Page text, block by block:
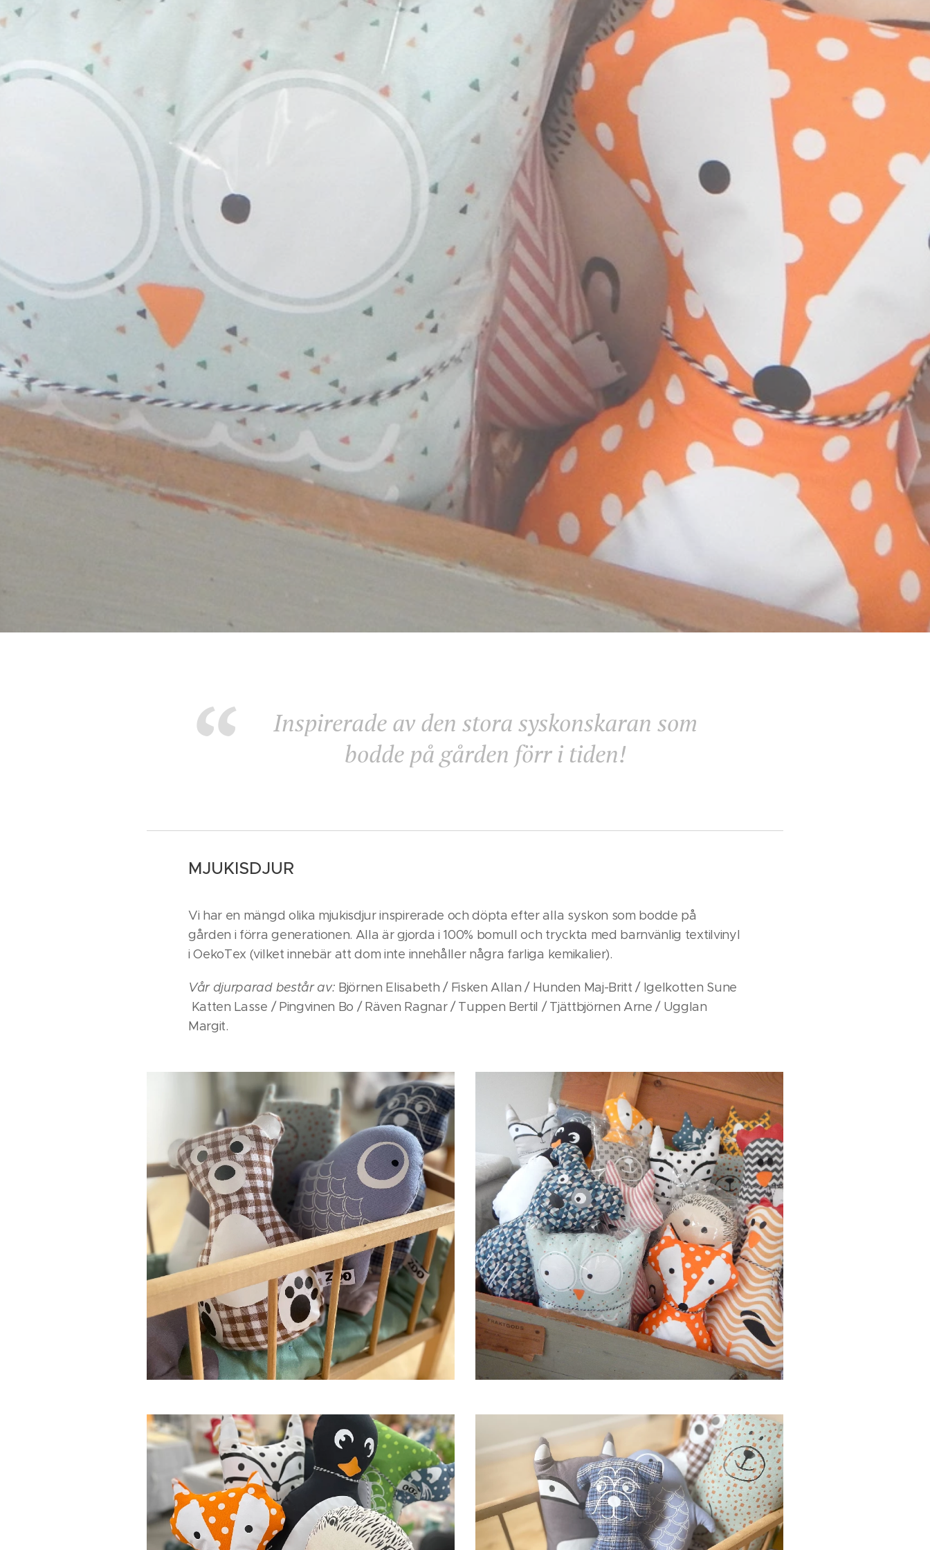
Inspirerade av den stora syskonskaran som
bodde på gården förr i tiden!
MJUKISDJUR
Vi har en mängd olika mjukisdjur inspirerade och döpta efter alla syskon som bodde på
gården i förra generationen. Alla är gjorda i 100% bomull och tryckta med barnvänlig textilvinyl
i OekoTex (vilket innebär att dom inte innehåller några farliga kemikalier).
Vår djurparad består av: Björnen Elisabeth / Fisken Allan / Hunden Maj-Britt / Igelkotten Sune
Katten Lasse / Pingvinen Bo / Räven Ragnar / Tuppen Bertil / Tjättbjörnen Arne / Ugglan
Margit.